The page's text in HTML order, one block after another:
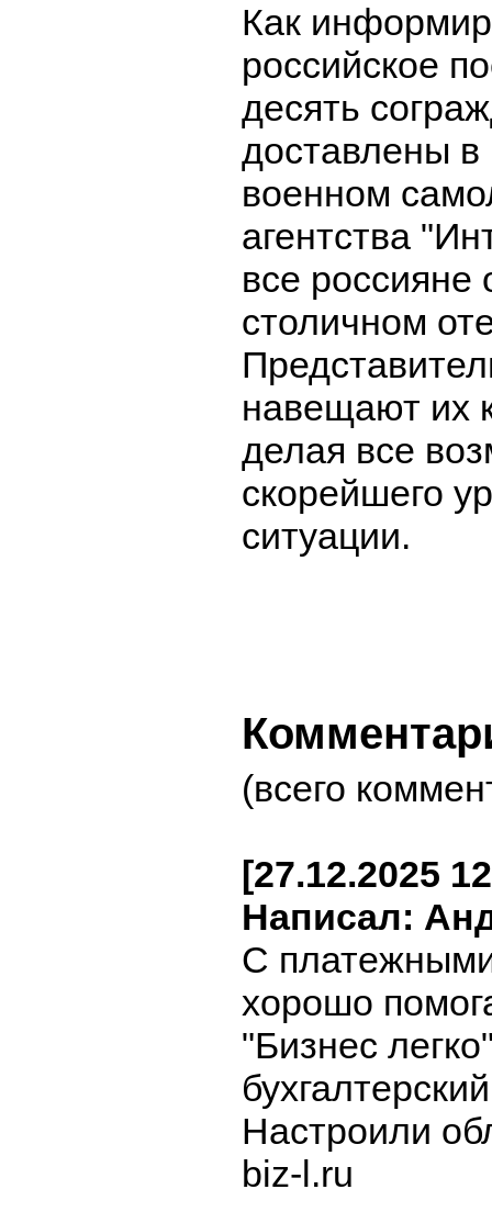
Как
российское
десять
доставлены
военном
агентства
все россияне
столичном
навещают их
делая все
скорейшего
ситуации.
(всего
[27.12.2025
Написал:
С
хорошо
"Бизнес
Настроили
biz-l.ru